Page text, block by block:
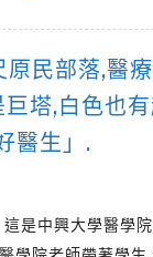
民部落,醫
塔,白色也
醫生」.
這是中興大學醫學